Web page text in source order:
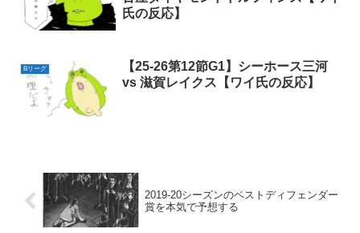
氏の反応】
Bリーグ
【25-26第12節G1】シーホース三河
vs 滋賀レイクス【ワイ氏の反応】
2019-20シーズンのベストディフェンダー
賞を本気で予想する